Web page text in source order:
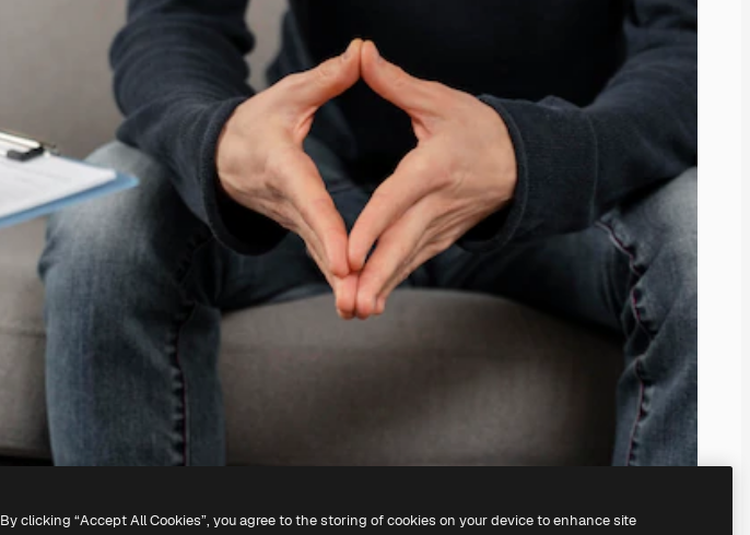
By clicking “Accept All Cookies”, you agree to the storing of cookies on your device to enhance site